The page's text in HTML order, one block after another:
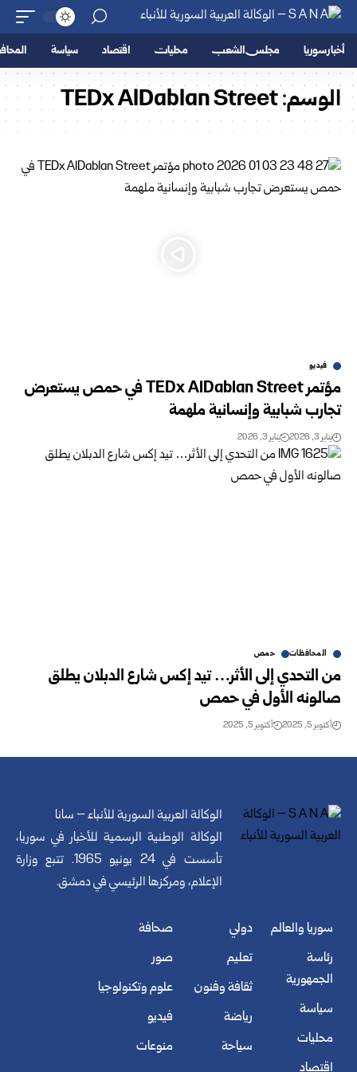
أخبار سوريا مجلس الشعب محليات اقتصاد سياسة
الوسم:TEDx AlDablan Street
فيديو
مؤتمر TEDx AlDablan Street في حمص يستعرض
تجارب شبابية وإنسانية ملهمة
يناير 3, 2026 يناير 3, 2026
المحافظات حمص
من التحدي إلى الأثر… تيد إكس شارع الدبلان يطلق
صالونه الأول في حمص
أكتوبر 5, 2025 أكتوبر 5, 2025
الوكالة العربية السورية للأنباء – سانا
الوكالة الوطنية الرسمية للأخبار في سوريا،
تأسست في 24 يونيو 1965. تتبع وزارة
الإعلام، ومركزها الرئيسي في دمشق.
سوريا والعالم
رئاسة
الجمهورية
سياسة
محليات
اقتصاد
دولي
تعليم
ثقافة وفنون
رياضة
سياحة
صحافة
صور
علوم وتكنولوجيا
فيديو
منوعات